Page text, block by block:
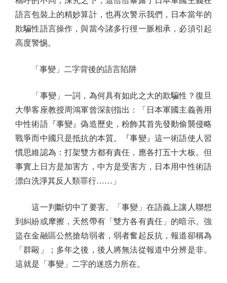
語言包裝上的精妙算計，也再次警示我們，日本當年的
欺騙性語言操作，與當今諸多行徑一脈相承，必須引起
高度警惕。
「事變」二字背後的語言陷阱
「事變」一詞，為何具有如此之大的欺騙性？復旦
大學客座教授周鴻軍曾深刻指出：「日本軍國主義善用
中性術語『事變』偽造歷史，粉飾其首先發動偷襲侵略
戰爭而中國只是抵抗的本質。『事變』這一術語使人習
慣思維認為：打架雙方都有責任，應各打五十大板。但
事實上日方是加害方，中方是受害方，日本用中性術語
漂白洗淨其反人類罪行……」
這一判斷切中了要害。「事變」在語義上讓人聯想
到糾紛或摩擦，天然帶有「雙方各有責任」的暗示。強
盜在金融區公然搶劫弱者，弱者奮起反抗，報道卻稱為
「群毆」；多年之後，後人將無法從報道中分辨是非。
這就是「事變」二字的迷惑力所在。